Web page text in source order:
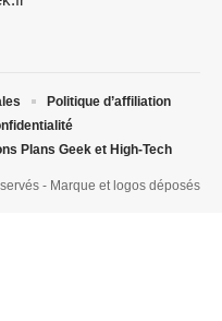
- Marque et logos déposés
Politique d’affiliation
Plans Geek et High-Tech